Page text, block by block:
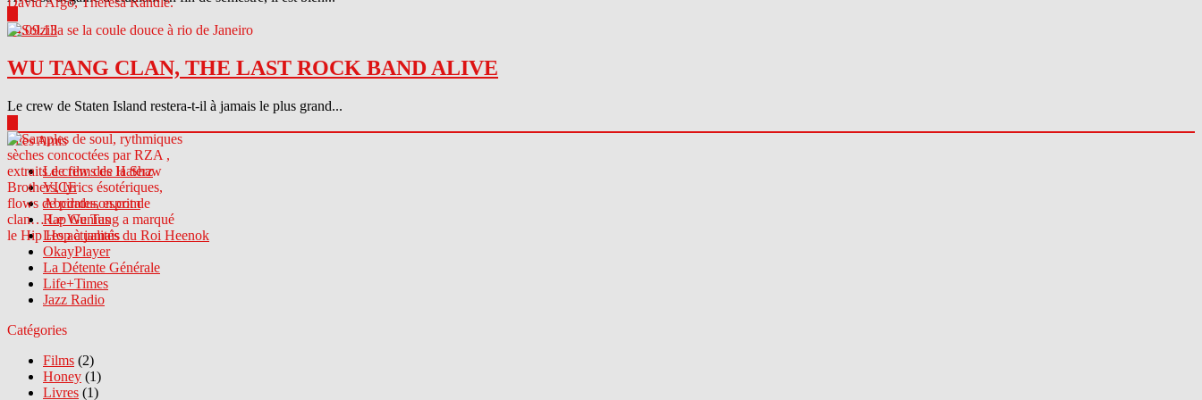
04.09.13
WU TANG CLAN, THE LAST ROCK BAND ALIVE
Le crew de Staten Island restera-t-il à jamais le plus grand...
Sites Amis
Le crew des Haterz
VICE
Abcdrduson.com
Rap Genius
Les actualités du Roi Heenok
OkayPlayer
La Détente Générale
Life+Times
Jazz Radio
Catégories
Films (2)
Honey (1)
Livres (1)